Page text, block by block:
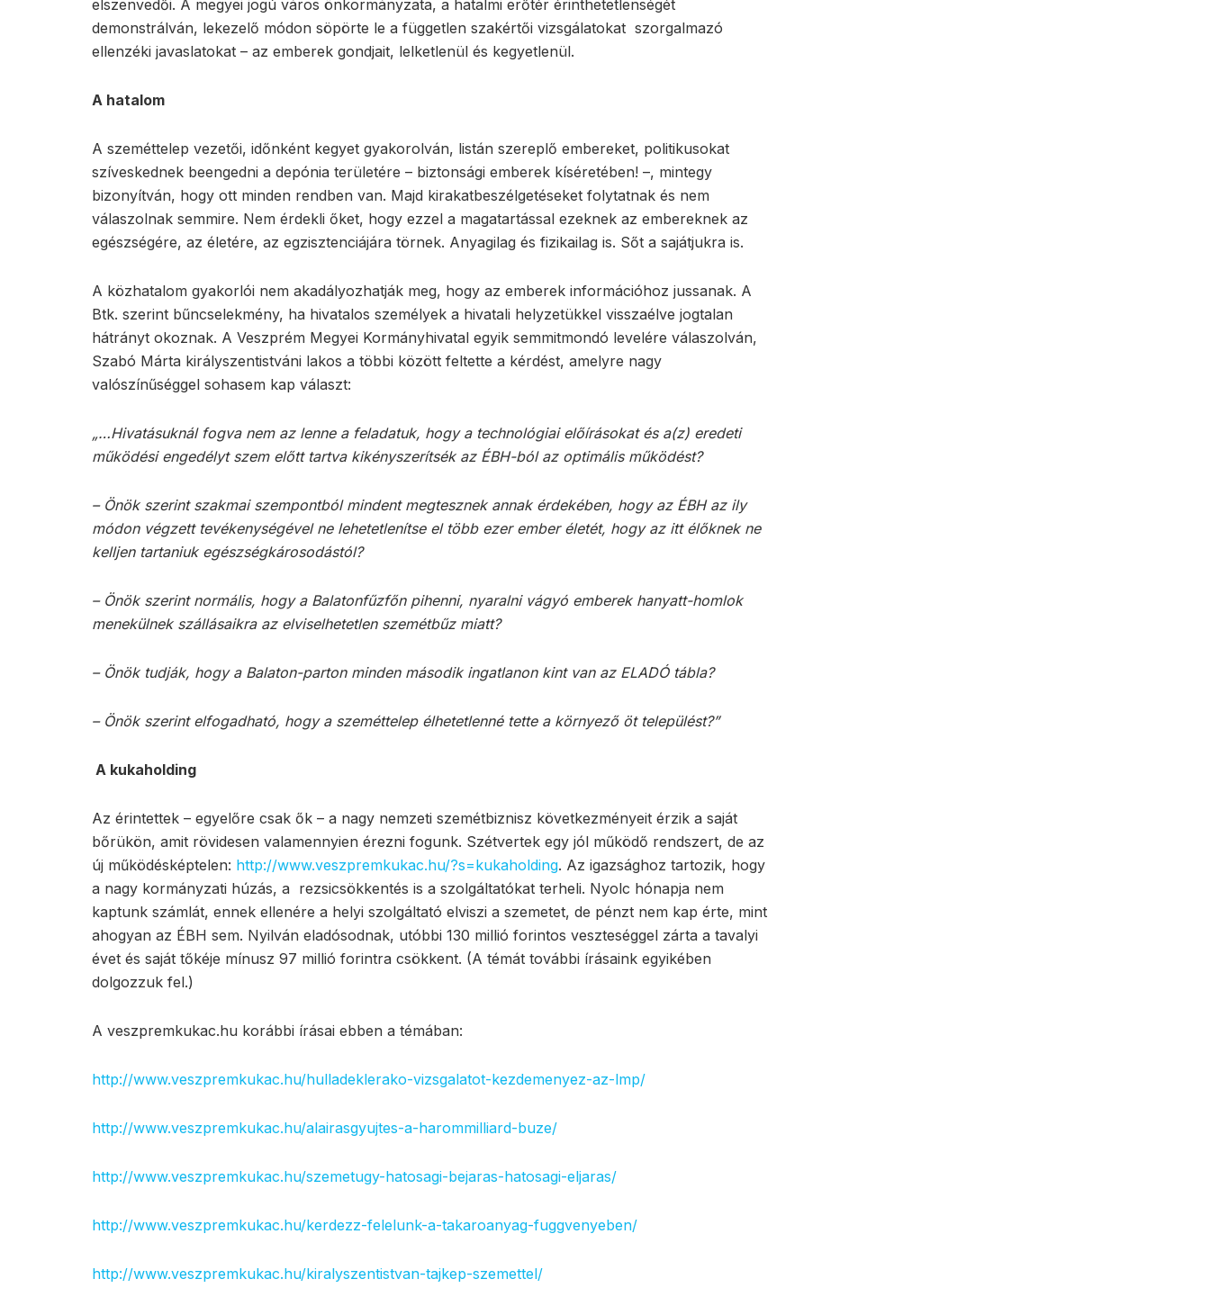
elszenvedői. A megyei jogú város önkormányzata, a hatalmi erőtér érinthetetlenségét
demonstrálván, lekezelő módon söpörte le a független szakértői vizsgálatokat szorgalmazó
ellenzéki javaslatokat – az emberek gondjait, lelketlenül és kegyetlenül.
A hatalom
A szeméttelep vezetői, időnként kegyet gyakorolván, listán szereplő embereket, politikusokat
szíveskednek beengedni a depónia területére – biztonsági emberek kíséretében! –, mintegy
bizonyítván, hogy ott minden rendben van. Majd kirakatbeszélgetéseket folytatnak és nem
válaszolnak semmire. Nem érdekli őket, hogy ezzel a magatartással ezeknek az embereknek az
egészségére, az életére, az egzisztenciájára törnek. Anyagilag és fizikailag is. Sőt a sajátjukra is.
A közhatalom gyakorlói nem akadályozhatják meg, hogy az emberek információhoz jussanak. A
Btk. szerint bűncselekmény, ha hivatalos személyek a hivatali helyzetükkel visszaélve jogtalan
hátrányt okoznak. A Veszprém Megyei Kormányhivatal egyik semmitmondó levelére válaszolván,
Szabó Márta királyszentistváni lakos a többi között feltette a kérdést, amelyre nagy
valószínűséggel sohasem kap választ:
„…Hivatásuknál fogva nem az lenne a feladatuk, hogy a technológiai előírásokat és a(z) eredeti
működési engedélyt szem előtt tartva kikényszerítsék az ÉBH-ból az optimális működést?
– Önök szerint szakmai szempontból mindent megtesznek annak érdekében, hogy az ÉBH az ily
módon végzett tevékenységével ne lehetetlenítse el több ezer ember életét, hogy az itt élőknek ne
kelljen tartaniuk egészségkárosodástól?
– Önök szerint normális, hogy a Balatonfűzfőn pihenni, nyaralni vágyó emberek hanyatt-homlok
menekülnek szállásaikra az elviselhetetlen szemétbűz miatt?
– Önök tudják, hogy a Balaton-parton minden második ingatlanon kint van az ELADÓ tábla?
– Önök szerint elfogadható, hogy a szeméttelep élhetetlenné tette a környező öt települést?”
A kukaholding
Az érintettek – egyelőre csak ők – a nagy nemzeti szemétbiznisz következményeit érzik a saját
bőrükön, amit rövidesen valamennyien érezni fogunk. Szétvertek egy jól működő rendszert, de az
új működésképtelen: http://www.veszpremkukac.hu/?s=kukaholding. Az igazsághoz tartozik, hogy
a nagy kormányzati húzás, a rezsicsökkentés is a szolgáltatókat terheli. Nyolc hónapja nem
kaptunk számlát, ennek ellenére a helyi szolgáltató elviszi a szemetet, de pénzt nem kap érte, mint
ahogyan az ÉBH sem. Nyilván eladósodnak, utóbbi 130 millió forintos veszteséggel zárta a tavalyi
évet és saját tőkéje mínusz 97 millió forintra csökkent. (A témát további írásaink egyikében
dolgozzuk fel.)
A veszpremkukac.hu korábbi írásai ebben a témában:
http://www.veszpremkukac.hu/hulladeklerako-vizsgalatot-kezdemenyez-az-lmp/
http://www.veszpremkukac.hu/alairasgyujtes-a-harommilliard-buze/
http://www.veszpremkukac.hu/szemetugy-hatosagi-bejaras-hatosagi-eljaras/
http://www.veszpremkukac.hu/kerdezz-felelunk-a-takaroanyag-fuggvenyeben/
http://www.veszpremkukac.hu/kiralyszentistvan-tajkep-szemettel/